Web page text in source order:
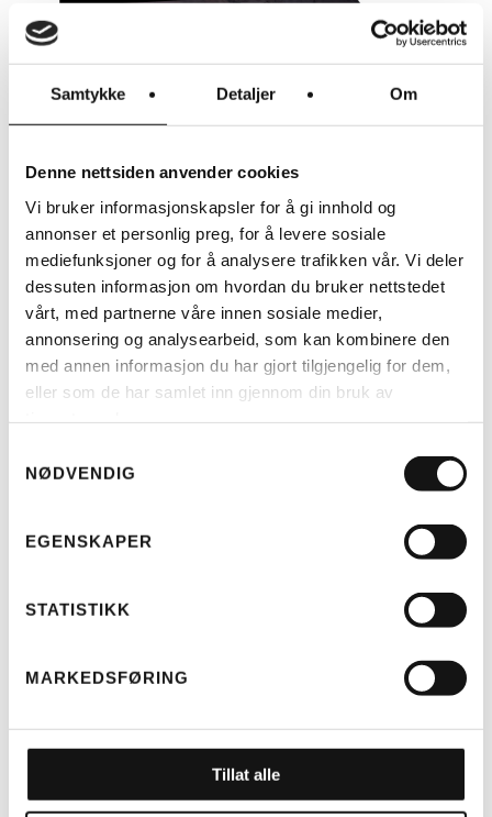
Samtykke Detaljer Om
Denne nettsiden anvender cookies
Vi bruker informasjonskapsler for å gi innhold og
annonser et personlig preg, for å levere sosiale
mediefunksjoner og for å analysere trafikken vår. Vi deler
dessuten informasjon om hvordan du bruker nettstedet
vårt, med partnerne våre innen sosiale medier,
annonsering og analysearbeid, som kan kombinere den
med annen informasjon du har gjort tilgjengelig for dem,
eller som de har samlet inn gjennom din bruk av
NØDVENDIG
EGENSKAPER
STATISTIKK
MARKEDSFØRING
Tillat alle
RIESE & MÜLLER
RM MULTITINKER VESKER 2 X
42 LITER (H)
KR3.250
TELT MULTICHARGER KOMPLETT